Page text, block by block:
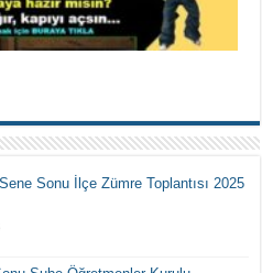
Sonu İlçe Zümre Toplantısı 2025